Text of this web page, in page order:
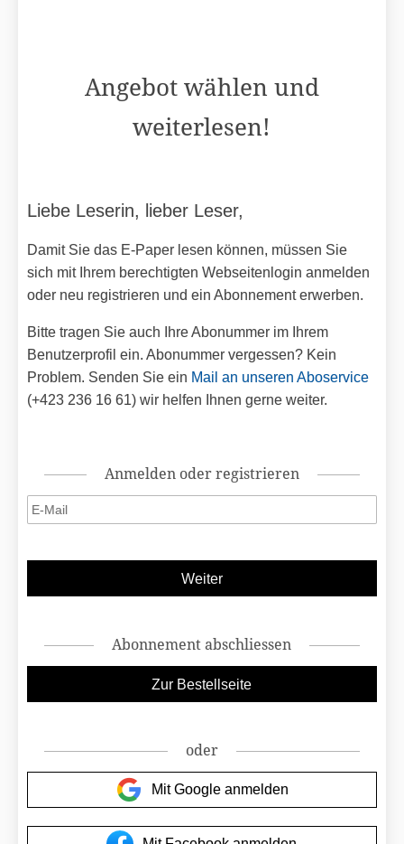
Angebot wählen und
weiterlesen!
Liebe Leserin, lieber Leser,
Damit Sie das E-Paper lesen können, müssen Sie
sich mit Ihrem berechtigten Webseitenlogin anmelden
oder neu registrieren und ein Abonnement erwerben.
Bitte tragen Sie auch Ihre Abonummer im Ihrem
Benutzerprofil ein. Abonummer vergessen? Kein
Problem. Senden Sie ein Mail an unseren Aboservice
(+423 236 16 61) wir helfen Ihnen gerne weiter.
Anmelden oder registrieren
Abonnement abschliessen
oder
Mit Google anmelden